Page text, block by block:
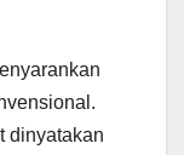
dinyatakan